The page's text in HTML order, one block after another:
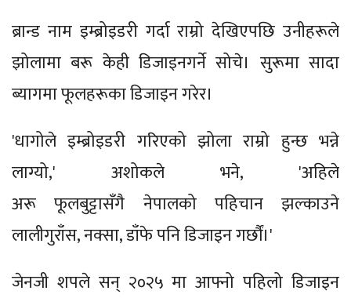
ब्रान्ड नाम इम्ब्रोइडरी गर्दा राम्रो देखिएपछि उनीहरूले
झोलामा बरू केही डिजाइनगर्ने सोचे। सुरूमा सादा
ब्यागमा फूलहरूका डिजाइन गरेर।
'धागोले इम्ब्रोइडरी गरिएको झोला राम्रो हुन्छ भन्ने
लाग्यो,' अशोकले भने, 'अहिले
अरू फूलबुट्टासँगै नेपालको पहिचान झल्काउने
लालीगुराँस, नक्सा, डाँफे पनि डिजाइन गर्छौं।'
जेनजी शपले सन् २०२५ मा आफ्नो पहिलो डिजाइन